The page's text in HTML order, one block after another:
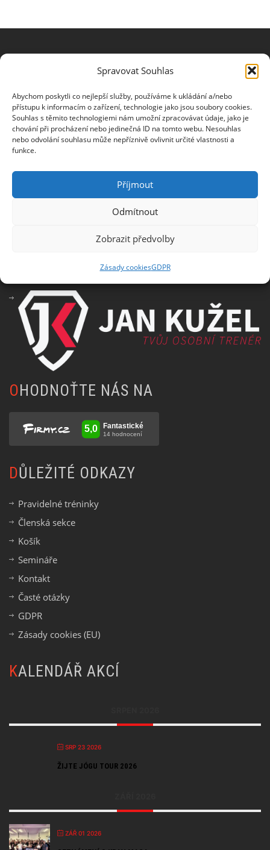
Spravovat Souhlas
Abychom poskytli co nejlepší služby, používáme k ukládání a/nebo
přístupu k informacím o zařízení, technologie jako jsou soubory cookies.
Souhlas s těmito technologiemi nám umožní zpracovávat údaje, jako je
chování při procházení nebo jedinečná ID na tomto webu. Nesouhlas
nebo odvolání souhlasu může nepříznivě ovlivnit určité vlastnosti a
funkce.
Příjmout
Odmítnout
Zobrazit předvolby
Zásady cookiesGDPR
NEWSLETTER
Jméno
E-mail
Informace o zpracování osobních údajů
OHODNOŤTE NÁS NA
DŮLEŽITÉ ODKAZY
Pravidelné tréninky
Členská sekce
Košík
Semináře
Kontakt
Časté otázky
GDPR
Zásady cookies (EU)
KALENDÁŘ AKCÍ
SRP 23 2026
ŽIJTE JÓGU TOUR 2026
ZÁŘ 01 2026